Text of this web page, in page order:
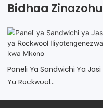
Bidhaa
Paneli Ya Sandwichi Ya Jasi
Ya Rockwool